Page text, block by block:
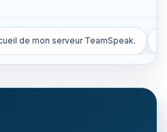
Liste les snapshots manuels et